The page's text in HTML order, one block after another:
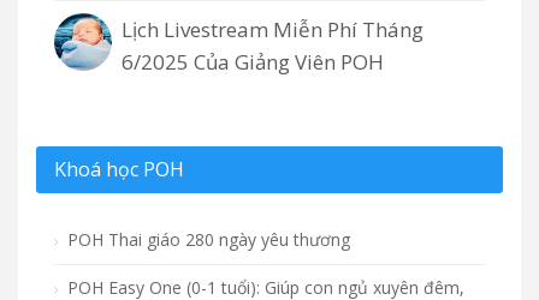
Lịch Livestream Miễn Phí Tháng
6/2025 Của Giảng Viên POH
Khoá học POH
POH Thai giáo 280 ngày yêu thương
POH Easy One (0-1 tuổi): Giúp con ngủ xuyên đêm,